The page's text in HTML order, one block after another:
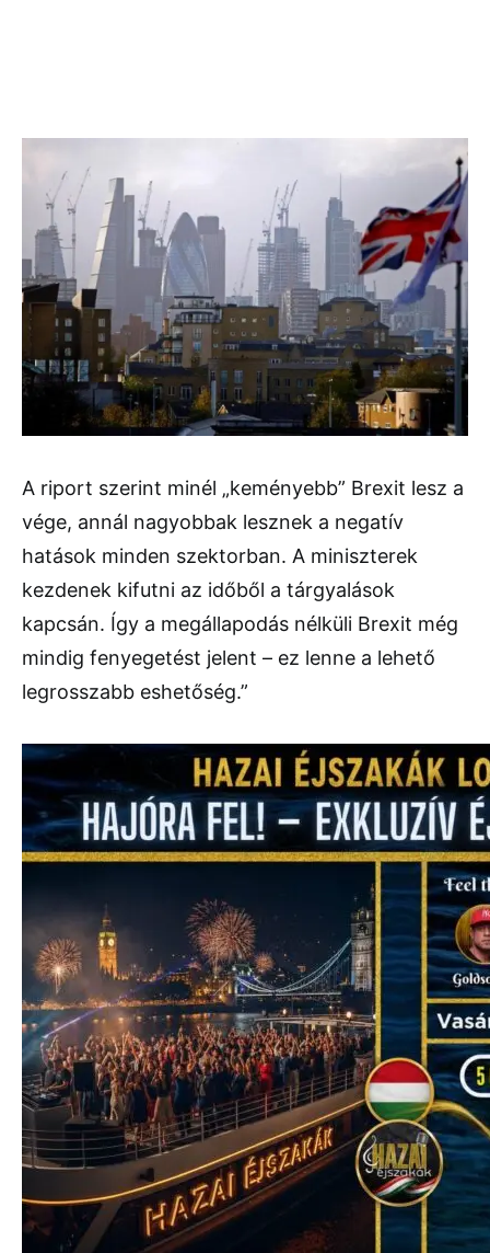
A riport szerint minél „keményebb” Brexit lesz a
vége, annál nagyobbak lesznek a negatív
hatások minden szektorban. A miniszterek
kezdenek kifutni az időből a tárgyalások
kapcsán. Így a megállapodás nélküli Brexit még
mindig fenyegetést jelent – ez lenne a lehető
legrosszabb eshetőség.”